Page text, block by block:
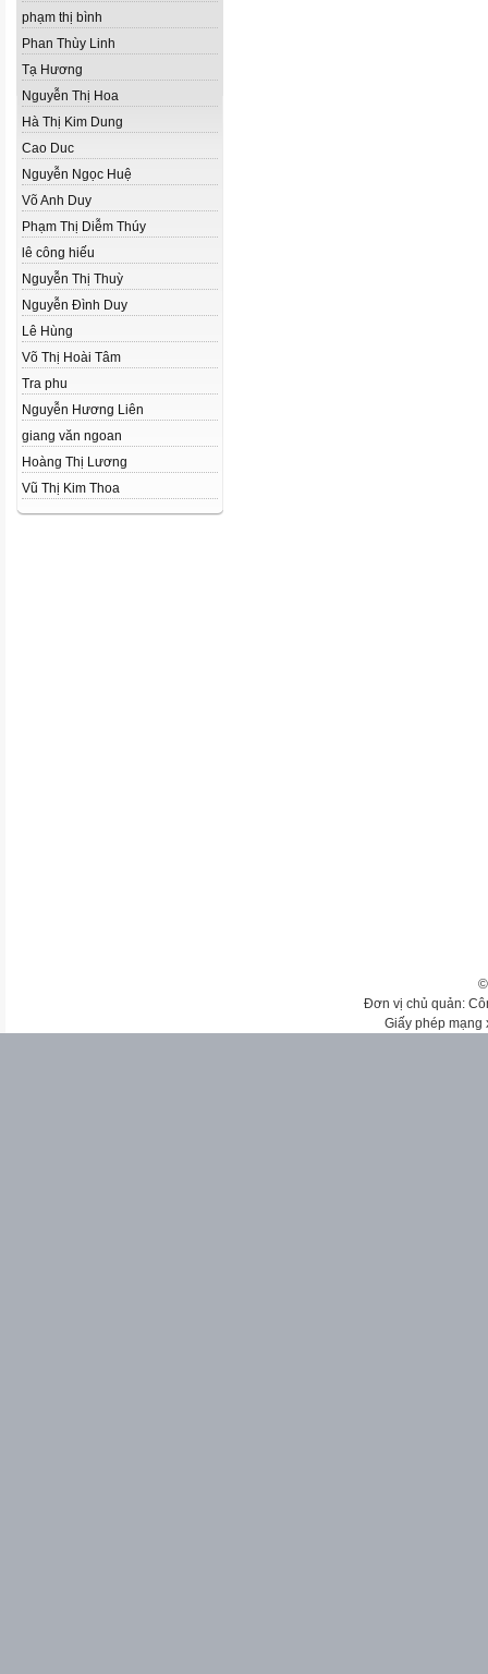
phạm thị bình
Phan Thùy Linh
Tạ Hương
Nguyễn Thị Hoa
Hà Thị Kim Dung
Cao Duc
Nguyễn Ngọc Huệ
Võ Anh Duy
Phạm Thị Diễm Thúy
lê công hiếu
Nguyễn Thị Thuỳ
Nguyễn Đình Duy
Lê Hùng
Võ Thị Hoài Tâm
Tra phu
Nguyễn Hương Liên
giang văn ngoan
Hoàng Thị Lương
Vũ Thị Kim Thoa
Đơn vị chủ quản:
Giấy phép mạng